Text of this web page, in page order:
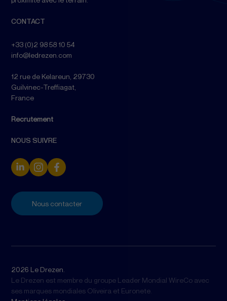
CONTACT
+33 (0)2 98 58 10 54
info@ledrezen.com
12 rue de Kelareun, 29730
Guilvinec-Treffiagat,
France
Recrutement
NOUS SUIVRE
Nous contacter
2026 Le Drezen.
Le Drezen est membre du groupe Leader Mondial WireCo avec
ses marques mondiales Oliveira et Euronete.